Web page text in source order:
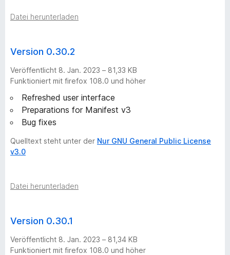
5
e
r
s
i
n
n
Datei herunterladen
Version 0.30.2
Veröffentlicht 8. Jan. 2023 – 81,33 KB
Funktioniert mit firefox 108.0 und höher
Refreshed user interface
Preparations for Manifest v3
Bug fixes
Quelltext steht unter der Nur GNU General Public License
v3.0
Datei herunterladen
Version 0.30.1
Veröffentlicht 8. Jan. 2023 – 81,34 KB
Funktioniert mit firefox 108.0 und höher